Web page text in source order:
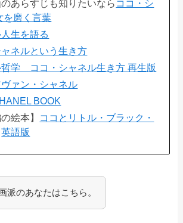
のあらすじも知りたいなら ココ・シ
を磨く言葉
生を語る
ネルという生き方
哲学 ココ・シャネル生き方 再生版
ァン・シャネル
BOOK
絵本】 ココとリトル・ブラック・
英語版
派のあなたはこちら。